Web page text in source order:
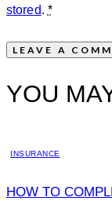
stored. *
YOU
INSURANCE
HOW TO